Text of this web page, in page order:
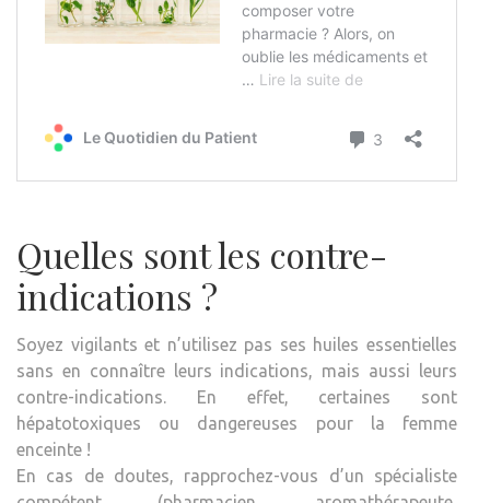
Quelles sont les contre-
indications ?
Soyez vigilants et n’utilisez pas ses huiles essentielles
sans en connaître leurs indications, mais aussi leurs
contre-indications. En effet, certaines sont
hépatotoxiques ou dangereuses pour la femme
enceinte !
En cas de doutes, rapprochez-vous d’un spécialiste